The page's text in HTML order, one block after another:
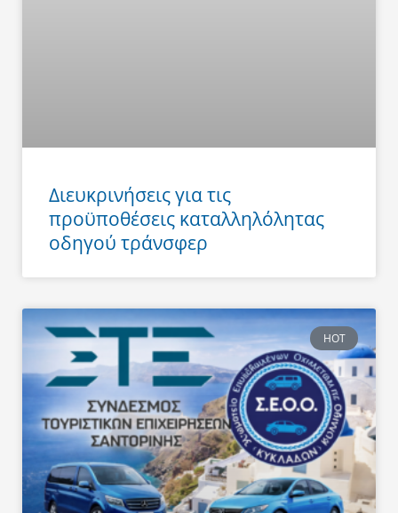
Διευκρινήσεις για τις
προϋποθέσεις καταλληλόλητας
οδηγού τράνσφερ
HOT